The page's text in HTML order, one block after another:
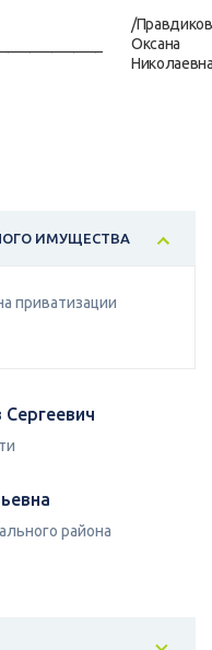
/
Оксана
ИМУЩЕСТВА
приватизации
Сергеевич
района